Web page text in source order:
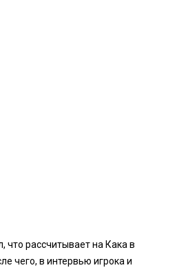
что рассчитывает на Кака в
чего, в интервью игрока и